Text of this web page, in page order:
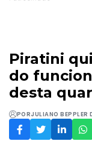
Piratini
do
desta
PORJULIANO BEPPLER